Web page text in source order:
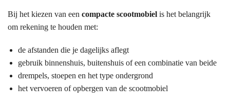
Bij het kiezen van een compacte scootmobiel is het belangrijk
om rekening te houden met:
de afstanden die je dagelijks aflegt
gebruik binnenshuis, buitenshuis of een combinatie van beide
drempels, stoepen en het type ondergrond
het vervoeren of opbergen van de scootmobiel